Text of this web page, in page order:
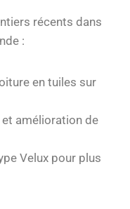
récents dans
:
en tuiles sur
amélioration de
Velux pour plus